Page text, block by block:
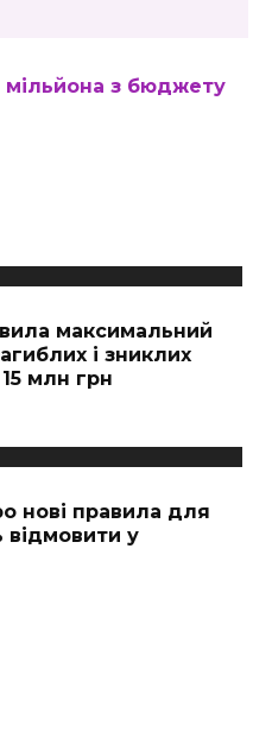
мільйона з бюджету
максимальний
і зниклих
млн грн
нові правила для
відмовити у